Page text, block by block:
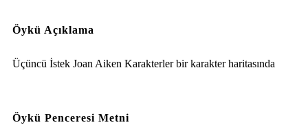
Öykü Açıklama
Üçüncü İstek Joan Aiken Karakterler bir karakter haritasında
Öykü Penceresi Metni